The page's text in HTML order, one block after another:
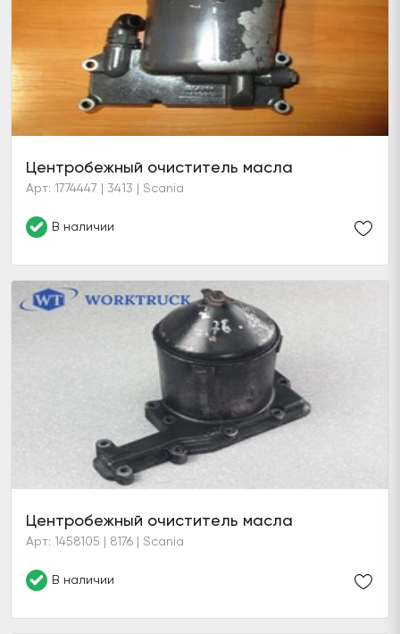
Центробежный очиститель масла
Арт: 1774447 | 3413 | Scania
В наличии
Центробежный очиститель масла
Арт: 1458105 | 8176 | Scania
В наличии